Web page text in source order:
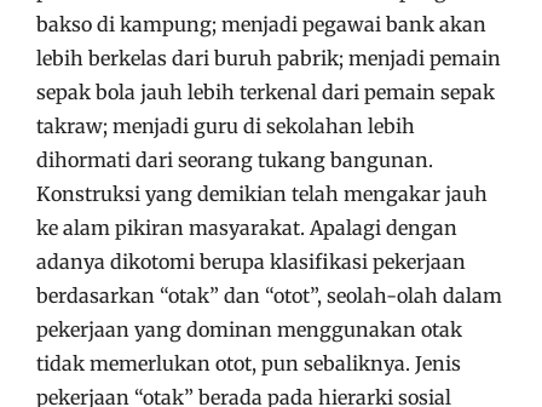
bakso di kampung; menjadi pegawai bank akan
lebih berkelas dari buruh pabrik; menjadi pemain
sepak bola jauh lebih terkenal dari pemain sepak
takraw; menjadi guru di sekolahan lebih
dihormati dari seorang tukang bangunan.
Konstruksi yang demikian telah mengakar jauh
ke alam pikiran masyarakat. Apalagi dengan
adanya dikotomi berupa klasifikasi pekerjaan
berdasarkan “otak” dan “otot”, seolah-olah dalam
pekerjaan yang dominan menggunakan otak
tidak memerlukan otot, pun sebaliknya. Jenis
pekerjaan “otak” berada pada hierarki sosial